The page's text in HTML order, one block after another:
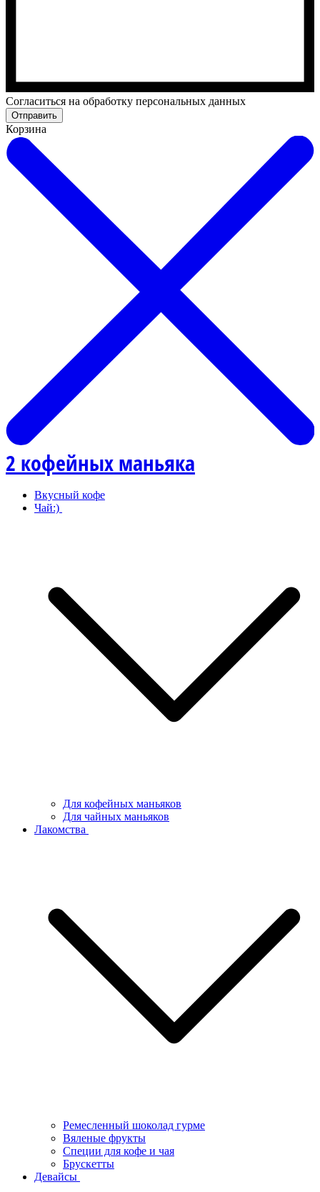
Cогласиться на обработку персональных данных
Отправить
Корзина
2 кофейных маньяка
Вкусный кофе
Чай:)
Для кофейных маньяков
Для чайных маньяков
Лакомства
Ремесленный шоколад гурме
Вяленые фрукты
Специи для кофе и чая
Брускетты
Девайсы